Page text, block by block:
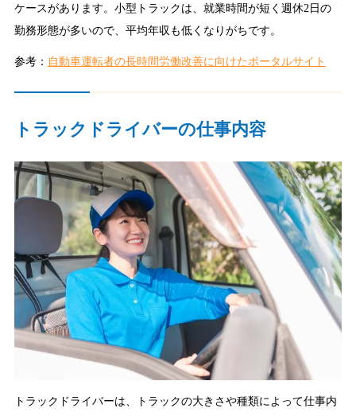
ケースがあります。小型トラックは、就業時間が短く週休2日の
勤務形態が多いので、平均年収も低くなりがちです。
参考： 自動車運転者の長時間労働改善に向けたポータルサイト
トラックドライバーの仕事内容
トラックドライバーは、トラックの大きさや種類によって仕事内